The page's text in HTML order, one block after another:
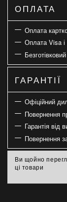
ОПЛАТА
Оплата
Оплата Visa і
ГАРАНТІЇ
Офіційний
Повернення
Гарантія від
Повернення
Ви щойно
ці товари